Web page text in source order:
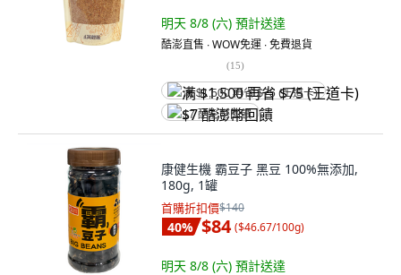
明天 8/8 (六) 預計送達
酷澎直售 ∙ WOW免運 ∙ 免費退貨
(15)
满 $1,500 再省 $75 (王道卡)
$7 酷澎幣回饋
康健生機 霸豆子 黑豆 100%無添加,
180g, 1罐
首購折扣價$140
40% $84 ($46.67/100g)
明天 8/8 (六) 預計送達